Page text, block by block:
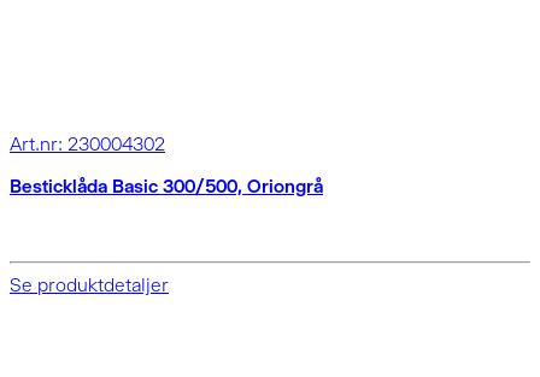
Art.nr: 230004302
Besticklåda Basic 300/500, Oriongrå
Se produktdetaljer